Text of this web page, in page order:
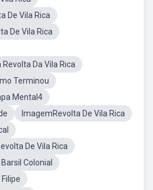
De Vila Rica
De Vila Rica
Da Vila Rica
Terminou
Mental4
ImagemRevolta De Vila Rica
De Vila Rica
Colonial